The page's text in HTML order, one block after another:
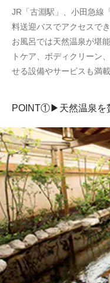
JR「古淵駅」、小田急線
料送迎バスでアクセスで
お風呂では天然温泉が堪
トケア、ボディクリーン
せる設備やサービスも満載
POINT①▶天然温泉を